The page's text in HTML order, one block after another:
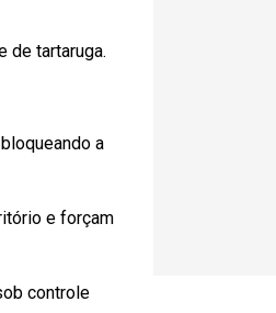
de tartaruga.
a
e forçam
controle